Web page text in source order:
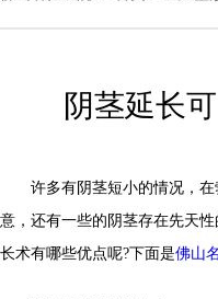
阴茎延长
许多有阴茎短小的情况，在
意，还有一些的阴茎存在先天
长术有哪些优点呢?下面是佛山